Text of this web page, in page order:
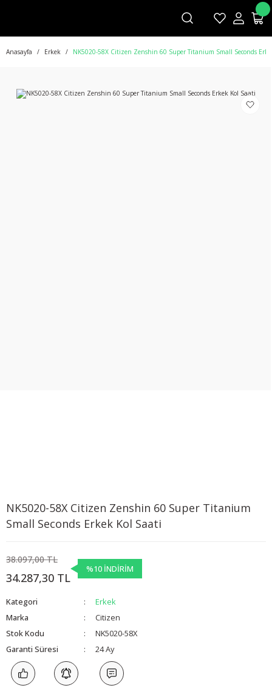
Anasayfa Erkek NK5020-58X Citizen Zenshin 60 Super Titanium Small Seconds
NK5020-58X Citizen Zenshin 60 Super Titanium
Small Seconds Erkek Kol Saati
38.097,00 TL
34.287,30 TL
%10 İNDİRİM
Kategori
Erkek
Marka
Citizen
Stok Kodu
NK5020-58X
Garanti Süresi
24 Ay